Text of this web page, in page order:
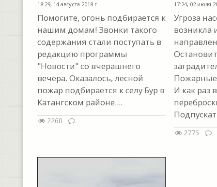
18:29, 14 августа 2018 г.
Помогите, огонь подбирается к
нашим домам! Звонки такого
содержания стали поступать в
редакцию программы
"Новости" со вчерашнего
вечера. Оказалось, лесной
пожар подбирается к селу Бур в
Катангском районе....
2260
17:24, 02 июля
Угроза
возникла
Пожарные
И как раз
2775